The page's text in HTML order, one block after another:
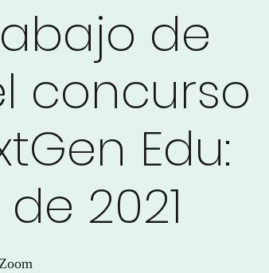
de
concurso
Edu:
2021